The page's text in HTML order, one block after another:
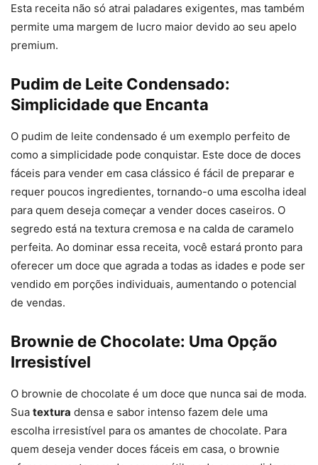
Esta receita não só atrai paladares exigentes, mas também
permite uma margem de lucro maior devido ao seu apelo
premium.
Pudim de Leite Condensado:
Simplicidade que Encanta
O pudim de leite condensado é um exemplo perfeito de
como a simplicidade pode conquistar. Este doce de doces
fáceis para vender em casa clássico é fácil de preparar e
requer poucos ingredientes, tornando-o uma escolha ideal
para quem deseja começar a vender doces caseiros. O
segredo está na textura cremosa e na calda de caramelo
perfeita. Ao dominar essa receita, você estará pronto para
oferecer um doce que agrada a todas as idades e pode ser
vendido em porções individuais, aumentando o potencial
de vendas.
Brownie de Chocolate: Uma Opção
Irresistível
O brownie de chocolate é um doce que nunca sai de moda.
Sua textura densa e sabor intenso fazem dele uma
escolha irresistível para os amantes de chocolate. Para
quem deseja vender doces fáceis em casa, o brownie